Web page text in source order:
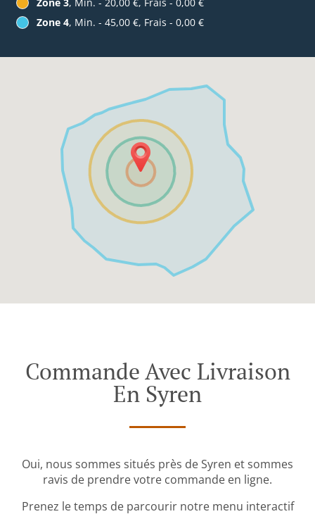
Zone 4, Min. - 45,00 €, Frais - 0,00 €
Commande Avec Livraison
En Syren
Oui, nous sommes situés près de Syren et sommes
ravis de prendre votre commande en ligne.
Prenez le temps de parcourir notre menu interactif